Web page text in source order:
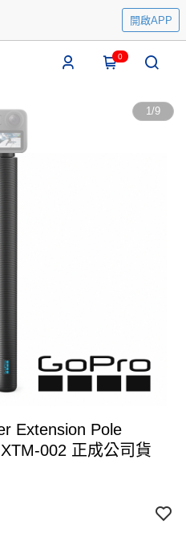
開啟APP
0
1/9
Extension Pole
002 正成公司貨